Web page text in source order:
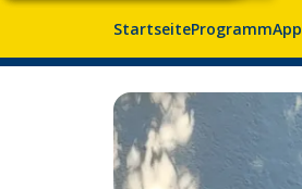
StartseiteProgrammApp